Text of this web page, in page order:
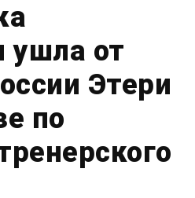
ушла от
Этери
по